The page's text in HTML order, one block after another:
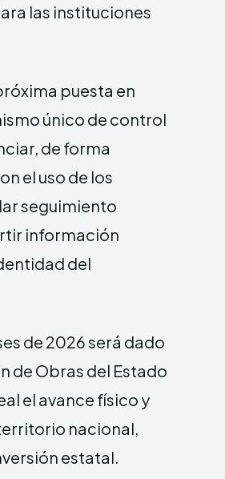
las instituciones
puesta en
único de control
de forma
el uso de los
seguimiento
información
del
de 2026 será dado
de Obras del Estado
el avance físico y
nacional,
estatal.